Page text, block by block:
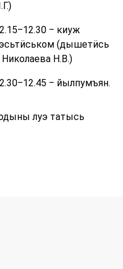
‒ киуж
(дышетӥсь
Николаева Н.В.)
‒ йылпумъян.
луэ татысь